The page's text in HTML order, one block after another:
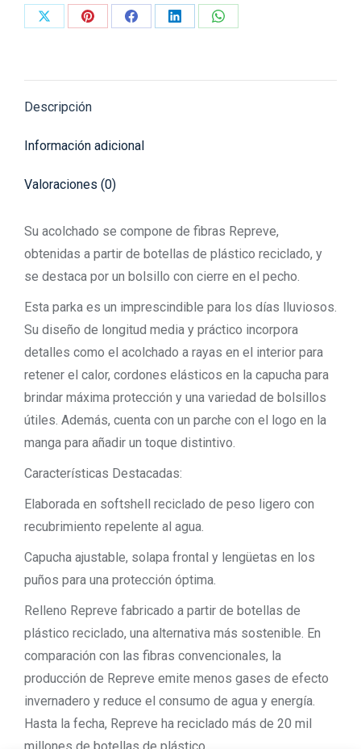
Share
Share
Share
Share
Share
Descripción
Información adicional
Valoraciones (0)
Su acolchado se compone de fibras Repreve,
obtenidas a partir de botellas de plástico reciclado, y
se destaca por un bolsillo con cierre en el pecho.
Esta parka es un imprescindible para los días lluviosos.
Su diseño de longitud media y práctico incorpora
detalles como el acolchado a rayas en el interior para
retener el calor, cordones elásticos en la capucha para
brindar máxima protección y una variedad de bolsillos
útiles. Además, cuenta con un parche con el logo en la
manga para añadir un toque distintivo.
Características Destacadas:
Elaborada en softshell reciclado de peso ligero con
recubrimiento repelente al agua.
Capucha ajustable, solapa frontal y lengüetas en los
puños para una protección óptima.
Relleno Repreve fabricado a partir de botellas de
plástico reciclado, una alternativa más sostenible. En
comparación con las fibras convencionales, la
producción de Repreve emite menos gases de efecto
invernadero y reduce el consumo de agua y energía.
Hasta la fecha, Repreve ha reciclado más de 20 mil